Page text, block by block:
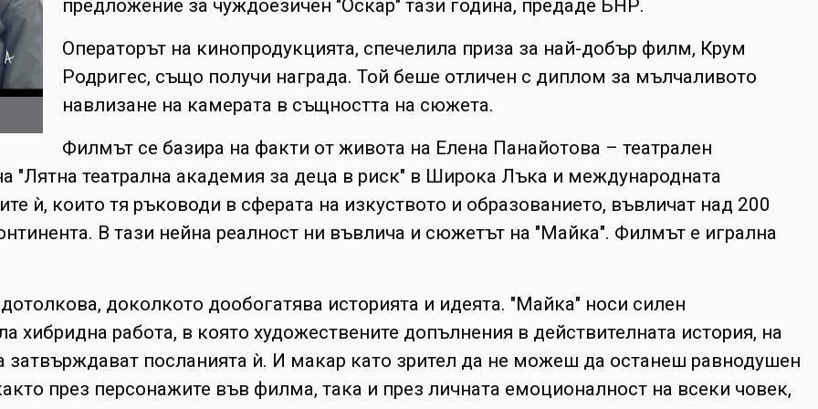
предложение за чуждоезичен "Оскар" тази година, предаде БНР.
Операторът на кинопродукцията, спечелила приза за най-добър филм, Крум
Родригес, също получи награда. Той беше отличен с диплом за мълчаливото
навлизане на камерата в същността на сюжета.
Филмът се базира на факти от живота на Елена Панайотова – театрален
"Лятна театрална академия за деца в риск" в Широка Лъка и международната
ѝ, които тя ръководи в сферата на изкуството и образованието, въвличат над 200
В тази нейна реалност ни въвлича и сюжетът на "Майка". Филмът е игрална
доколкото дообогатява историята и идеята. "Майка" носи силен
работа, в която художествените допълнения в действителната история, на
затвърждават посланията ѝ. И макар като зрител да не можеш да останеш равнодушен
през персонажите във филма, така и през личната емоционалност на всеки човек,